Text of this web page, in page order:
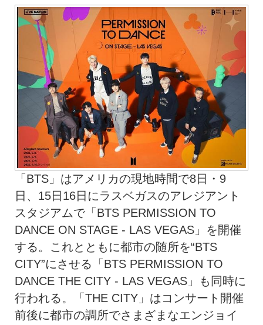
「BTS」はアメリカの現地時間で8日・9
日、15日16日にラスベガスのアレジアント
スタジアムで「BTS PERMISSION TO
DANCE ON STAGE - LAS VEGAS」を開催
する。これとともに都市の随所を“BTS
CITY”にさせる「BTS PERMISSION TO
DANCE THE CITY - LAS VEGAS」も同時に
行われる。「THE CITY」はコンサート開催
前後に都市の調所でさまざまなエンジョイ